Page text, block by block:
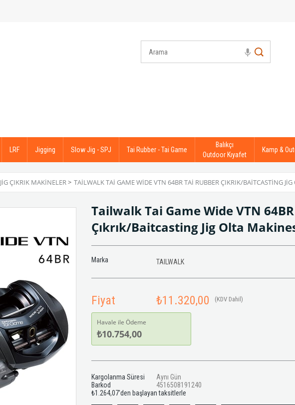
LRF Jigging Slow Jig - SPJ Tai Rubber - Tai Game
Balıkçı
Outdoor Kıyafet
Kamp &
JIG ÇIKRIK MAKINELER> TAILWALK TAI GAME WIDE VTN 64BR TAI RUBBER ÇIKRIK/BAITCASTING
Tailwalk Tai Game Wide VTN
Çıkrık/Baitcasting Jig Olta
Marka TAILWALK
Fiyat ₺11.320,00 (KDV Dahil)
Havale ile Ödeme
₺10.754,00
Kargolanma Süresi
Aynı Gün
Barkod
4516508191240
₺1.264,07'den başlayan taksitlerle